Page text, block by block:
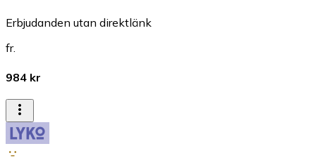
Erbjudanden utan direktlänk
fr.
984 kr